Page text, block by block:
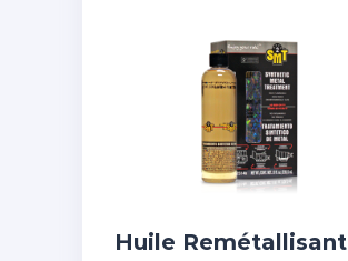
Huile Remétallisant